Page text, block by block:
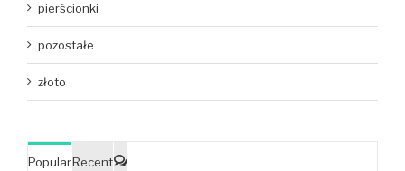
pierścionki
pozostałe
złoto
PopularRecent